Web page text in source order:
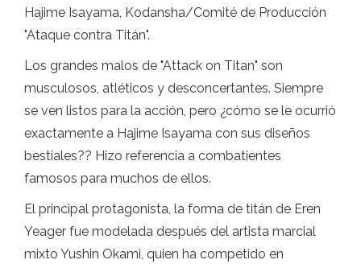
Hajime Isayama, Kodansha/Comité de Producción
"Ataque contra Titán".
Los grandes malos de "Attack on Titan" son
musculosos, atléticos y desconcertantes. Siempre
se ven listos para la acción, pero ¿cómo se le ocurrió
exactamente a Hajime Isayama con sus diseños
bestiales?? Hizo referencia a combatientes
famosos para muchos de ellos.
El principal protagonista, la forma de titán de Eren
Yeager fue modelada después del artista marcial
mixto Yushin Okami, quien ha competido en